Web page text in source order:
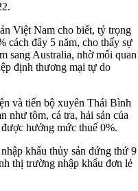
Việt Nam cho biết, tỷ trọng
cách đây 5 năm, cho thấy sự
sang Australia, nhờ mối quan
định thương mại tự do
và tiến bộ xuyên Thái Bình
như tôm, cá tra, hải sản của
hưởng mức thuế 0%.
khẩu thủy sản đứng thứ 9
thị trường nhập khẩu đơn lẻ